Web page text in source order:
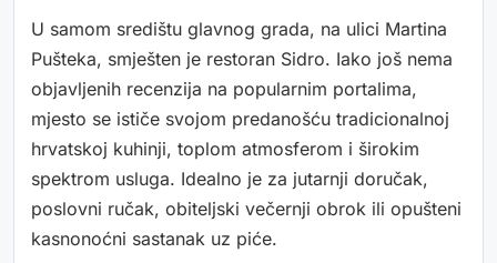
U samom središtu glavnog grada, na ulici Martina
Pušteka, smješten je restoran Sidro. Iako još nema
objavljenih recenzija na popularnim portalima,
mjesto se ističe svojom predanošću tradicionalnoj
hrvatskoj kuhinji, toplom atmosferom i širokim
spektrom usluga. Idealno je za jutarnji doručak,
poslovni ručak, obiteljski večernji obrok ili opušteni
kasnonoćni sastanak uz piće.